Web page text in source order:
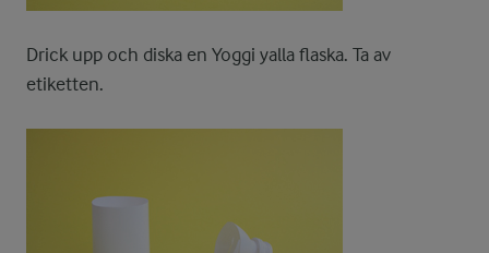
Drick upp och diska en Yoggi yalla flaska. Ta av
etiketten.